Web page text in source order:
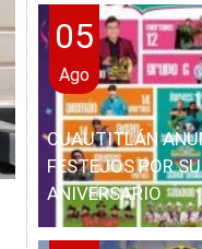
05
Ago
CUAUTITLÁN
FESTEJOS POR
ANIVERSARIO